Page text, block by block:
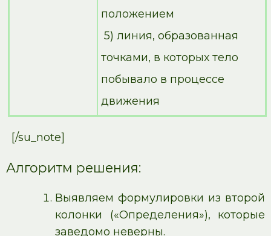
положением
5) линия, образованная
точками, в которых тело
побывало в процессе
движения
[/su_note]
Алгоритм решения:
Выявляем формулировки из второй
колонки («Определения»), которые
заведомо неверны.